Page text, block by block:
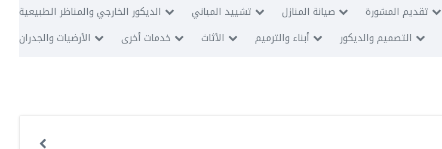
الديكور الخارجي والمناظر الطبيعية تشييد المباني صيانة المنازل تقديم المشورة
الأرضيات والجدران
خدمات أخرى الأثاث أبناء والترميم التصميم والديكور